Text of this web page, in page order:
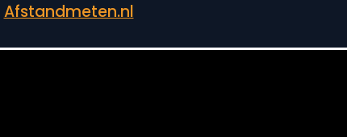
Afstandmeten.nl